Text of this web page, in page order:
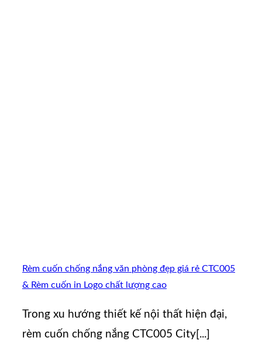
Rèm cuốn chống nắng văn phòng đẹp giá rẻ CTC005
& Rèm cuốn in Logo chất lượng cao
Trong xu hướng thiết kế nội thất hiện đại,
rèm cuốn chống nắng CTC005 City[...]